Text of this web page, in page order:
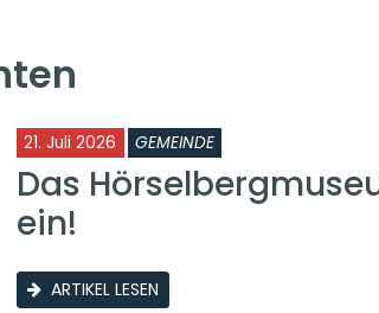
21. Juli 2026 GEMEINDE
Das
ein!
ARTIKEL LESEN